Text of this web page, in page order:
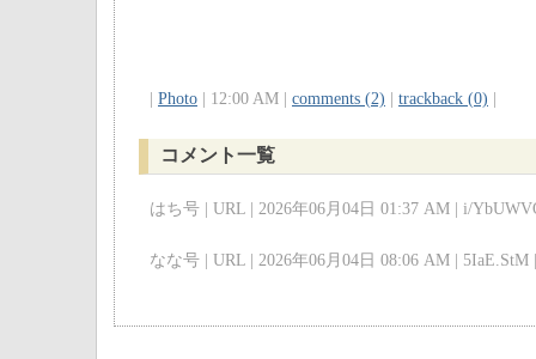
Photo | 12:00 AM | comments (2) trackback (0)
コメント一覧
はち号 | URL | 2026年06月04日 01:37 AM | i/
なな号 | URL | 2026年06月04日 08:06 AM | 5IaE.StM |